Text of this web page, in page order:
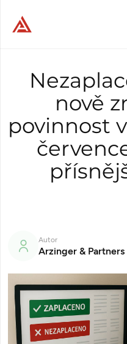
nově
povinnost
Autor
Arzinger & Partners